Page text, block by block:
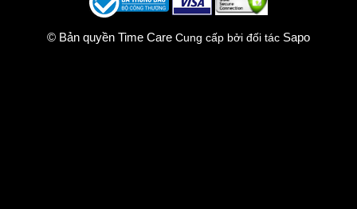
© Bản quyền Time Care Cung cấp bởi đối tác Sapo